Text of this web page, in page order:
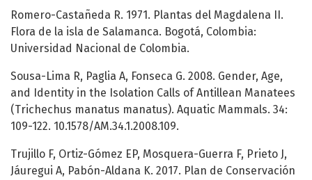
Romero-Castañeda R. 1971. Plantas del Magdalena II.
Flora de la isla de Salamanca. Bogotá, Colombia:
Universidad Nacional de Colombia.
Sousa-Lima R, Paglia A, Fonseca G. 2008. Gender, Age,
and Identity in the Isolation Calls of Antillean Manatees
(Trichechus manatus manatus). Aquatic Mammals. 34:
109-122. 10.1578/AM.34.1.2008.109.
Trujillo F, Ortiz-Gómez EP, Mosquera-Guerra F, Prieto J,
Jáuregui A, Pabón-Aldana K. 2017. Plan de Conservación